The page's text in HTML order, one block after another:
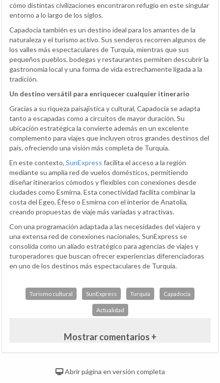
cómo distintas civilizaciones encontraron refugio en este singular
entorno a lo largo de los siglos.
Capadocia también es un destino ideal para los amantes de la
naturaleza y el turismo activo. Sus senderos recorren algunos de
los valles más espectaculares de Turquía, mientras que sus
pequeños pueblos, bodegas y restaurantes permiten descubrir la
gastronomía local y una forma de vida estrechamente ligada a la
tradición.
Un destino versátil para enriquecer cualquier itinerario
Gracias a su riqueza paisajística y cultural, Capadocia se adapta
tanto a escapadas como a circuitos de mayor duración. Su
ubicación estratégica la convierte además en un excelente
complemento para viajes que incluyen otros grandes destinos del
país, ofreciendo una visión más completa de Turquía.
En este contexto, SunExpress facilita el acceso a la región
mediante su amplia red de vuelos domésticos, permitiendo
diseñar itinerarios cómodos y flexibles con conexiones desde
ciudades como Esmirna. Esta conectividad facilita combinar la
costa del Egeo, Éfeso o Esmirna con el interior de Anatolia,
creando propuestas de viaje más variadas y atractivas.
Con una programación adaptada a las necesidades del viajero y
una extensa red de conexiones nacionales, SunExpress se
consolida como un aliado estratégico para agencias de viajes y
turoperadores que buscan ofrecer experiencias diferenciadoras
en uno de los destinos más espectaculares de Turquía.
Turismo cultural SunExpress Turquía Capadocia
Actualidad
Mostrar comentarios +
Abrir página en versión completa